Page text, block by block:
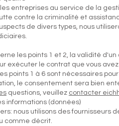
les entreprises au service de la
contre la criminalité et
de divers types, nous
les points 1 et 2, la validité
exécuter le contrat que vous
points 1 à 6 sont nécessaires
le consentement sera bien
questions, veuillez contacter
informations (données)
nous utilisons des fournisseurs
comme décrit.